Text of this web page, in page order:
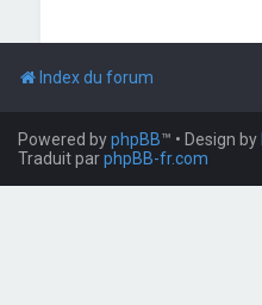
Index du forum
Powered byphpBB™ • Design by
Traduit parphpBB-fr.com